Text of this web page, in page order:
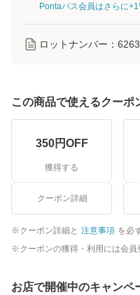
Pontaパス会員はさらに
ロットナンバー：
この商品で使えるクーポ
350円OFF
獲得する
クーポン詳細
クーポン詳細と 注意事項 を必
クーポンの獲得・利用には会員
お店で開催中のキャンペ